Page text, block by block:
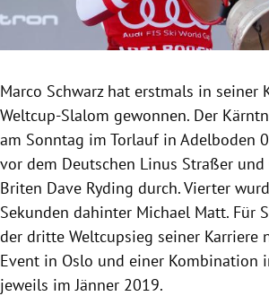
Untermenü
Marco Schwarz hat erstmals in seiner
Weltcup-Slalom gewonnen. Der
am Sonntag im Torlauf in Adelboden
vor dem Deutschen Linus Straßer
Briten Dave Ryding durch. Vierter
Sekunden dahinter Michael Matt. Für
der dritte Weltcupsieg seiner Karriere
Event in Oslo und einer Kombination
jeweils im Jänner 2019.